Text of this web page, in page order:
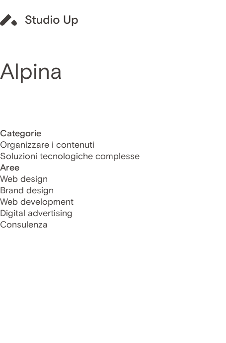
Alpina
Categorie
Organizzare i contenuti
Soluzioni tecnologiche complesse
Aree
Web design
Brand design
Web development
Digital advertising
Consulenza